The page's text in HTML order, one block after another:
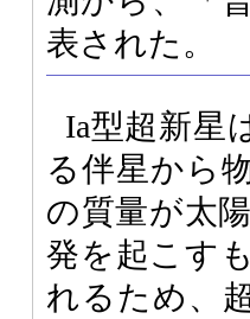
表された。
Ia型超新星
る伴星から
の質量が太
発を起こす
れるため、